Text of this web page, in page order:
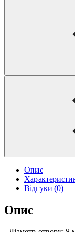
Опис
Відгуки (0)
Опис